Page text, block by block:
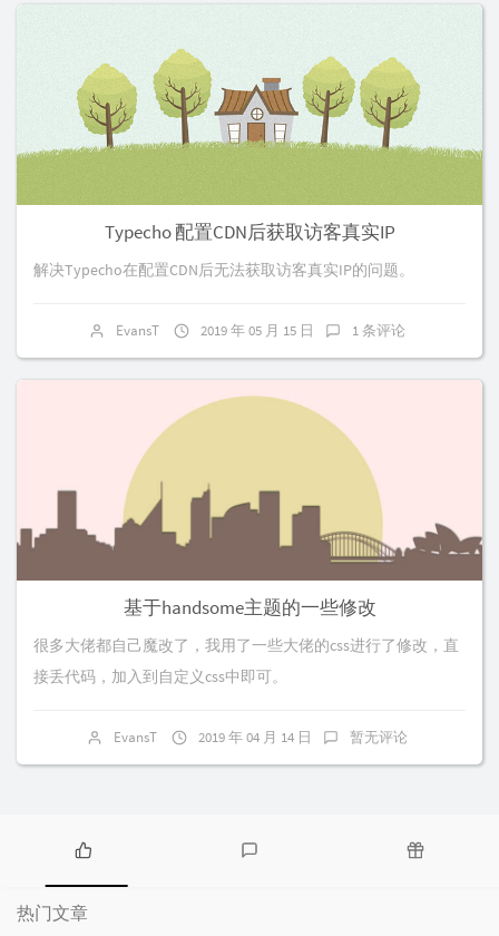
Typecho 配置CDN后获取访客真实IP
解决Typecho在配置CDN后无法获取访客真实IP的问题。
EvansT 2019 年 05 月 15 日 1 条评论
基于handsome主题的一些修改
很多大佬都自己魔改了，我用了一些大佬的css进行了修改，直
接丢代码，加入到自定义css中即可。
EvansT 2019 年 04 月 14 日 暂无评论
热
门
文
热门文章